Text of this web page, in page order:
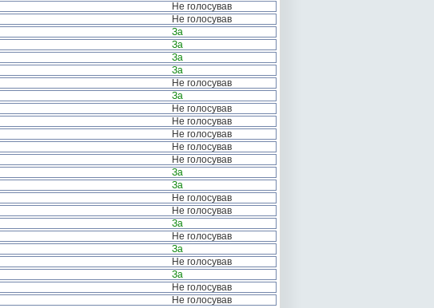
Не голосував
Не голосував
За
За
За
За
Не голосував
За
Не голосував
Не голосував
Не голосував
Не голосував
Не голосував
За
За
Не голосував
Не голосував
За
Не голосував
За
Не голосував
За
Не голосував
Не голосував